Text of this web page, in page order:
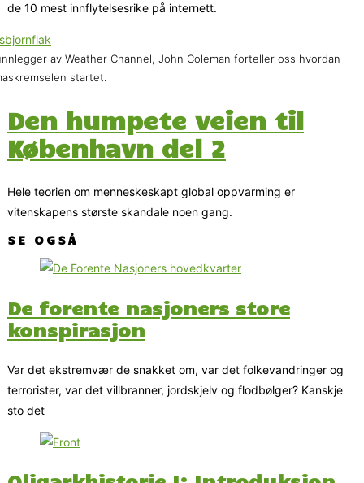
de 10 mest innflytelsesrike på internett.
av Weather Channel, John Coleman forteller oss hvordan
startet.
Den humpete veien til
København del 2
Hele teorien om menneskeskapt global oppvarming er
vitenskapens største skandale noen gang.
SE OGSÅ
De forente nasjoners store
konspirasjon
Var det ekstremvær de snakket om, var det folkevandringer og
terrorister, var det villbranner, jordskjelv og flodbølger? Kanskje
sto det